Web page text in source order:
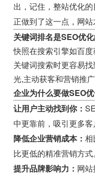
出，记住，整站优化
正做到了这一点，网站
关键词排名是SEO优
快照在搜索引擎如百
关键词搜索时更容易
光,主动获客和营销推广
企业为什么要做SEO优
让用户主动找到你：
中更靠前，吸引更多客
降低企业营销成本：
比更低的精准营销方式。
提升品牌影响力： 网